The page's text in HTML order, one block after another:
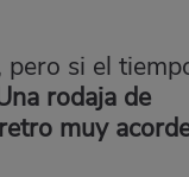
pero si el
rodaja de
muy